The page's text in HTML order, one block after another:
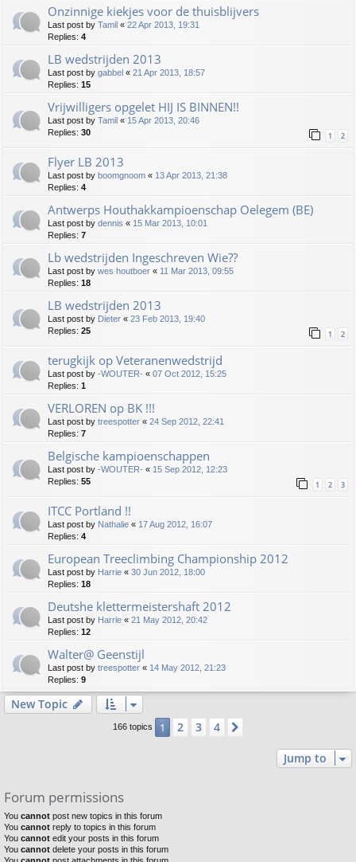
Onzinnige kiekjes voor de thuisblijvers
Last post by Tamil « 22 Apr 2013, 19:31
Replies: 4
LB wedstrijden 2013
Last post by gabbel « 21 Apr 2013, 18:57
Replies: 15
Vrijwilligers opgelet HIJ IS BINNEN!!
Last post by Tamil « 15 Apr 2013, 20:46
Replies: 30 1 2
Flyer LB 2013
Last post by boomgnoom « 13 Apr 2013, 21:38
Replies: 4
Antwerps Houthakkampioenschap Oelegem (BE)
Last post by dennis « 15 Mar 2013, 10:01
Replies: 7
Lb wedstrijden Ingeschreven Wie??
Last post by wes houtboer « 11 Mar 2013, 09:55
Replies: 18
LB wedstrijden 2013
Last post by Dieter « 23 Feb 2013, 19:40
Replies: 25 1 2
terugkijk op Veteranenwedstrijd
Last post by -WOUTER- « 07 Oct 2012, 15:25
Replies: 1
VERLOREN op BK !!!
Last post by treespotter « 24 Sep 2012, 22:41
Replies: 7
Belgische kampioenschappen
Last post by -WOUTER- « 15 Sep 2012, 12:23
Replies: 55 1 2 3
ITCC Portland !!
Last post by Nathalie « 17 Aug 2012, 16:07
Replies: 4
European Treeclimbing Championship 2012
Last post by Harrie « 30 Jun 2012, 18:00
Replies: 18
Deutshe klettermeistershaft 2012
Last post by Harrie « 21 May 2012, 20:42
Replies: 12
Walter@ Geenstijl
Last post by treespotter « 14 May 2012, 21:23
Replies: 9
New Topic
166 topics 1 2 3 4
Jump to
Forum permissions
You cannot post new topics in this forum
You cannot reply to topics in this forum
You cannot edit your posts in this forum
You cannot delete your posts in this forum